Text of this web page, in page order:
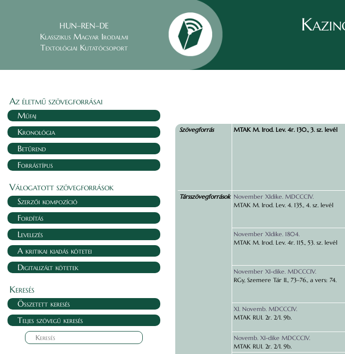
HUN–REN–DE
Klasszikus Magyar Irodalmi
Textológiai Kutatócsoport
Az életmű szövegforrásai
Műfaj
Kronológia
Betűrend
Forrástípus
Válogatott szövegforrások
Szerzői kompozíció
Fordítás
Levelezés
A kritikai kiadás kötetei
Digitalizált kötetek
Keresés
Összetett keresés
Teljes szövegű keresés
Szövegforrás MTAK M. Irod. Lev. 4r. 130., 3. sz. levél
Társszövegforrások November XIdike. MDCCCIV.
MTAK M. Irod. Lev. 4. 135., 4. sz. levél
November XIdike. 1804.
MTAK M. Irod. Lev. 4r. 115., 53. sz. levél
November XI-dike. MDCCCIV.
RGy, Szemere Tár II., 73–76., a vers: 74.
XI. Novemb. MDCCCIV.
MTAK RUI. 2r. 2/I. 9b.
Novemb. XI-dike MDCCCIV.
MTAK RUI. 2r. 2/I. 9b.